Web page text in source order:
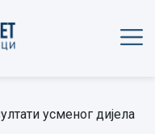
усменог дијела